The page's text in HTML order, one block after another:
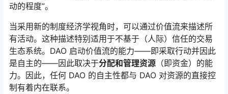
动的程度”。
当采用新的制度经济学视角时，可以通过价值流来描述所
有活动。这种描述特别适用于不基于（人际）信任的交易
生态系统。DAO 启动价值流的能力——即采取行动并因此
是自主的——因此取决于分配和管理资源 （即资金）的能
力。因此，任何 DAO 的自主性都与 DAO 对资源的直接控
制有着内在联系。